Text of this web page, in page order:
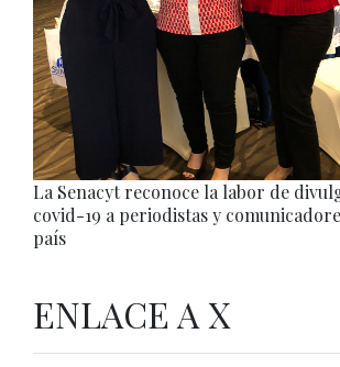
La Senacyt reconoce la labor de
covid-19 a periodistas y
país
ENLACE A X